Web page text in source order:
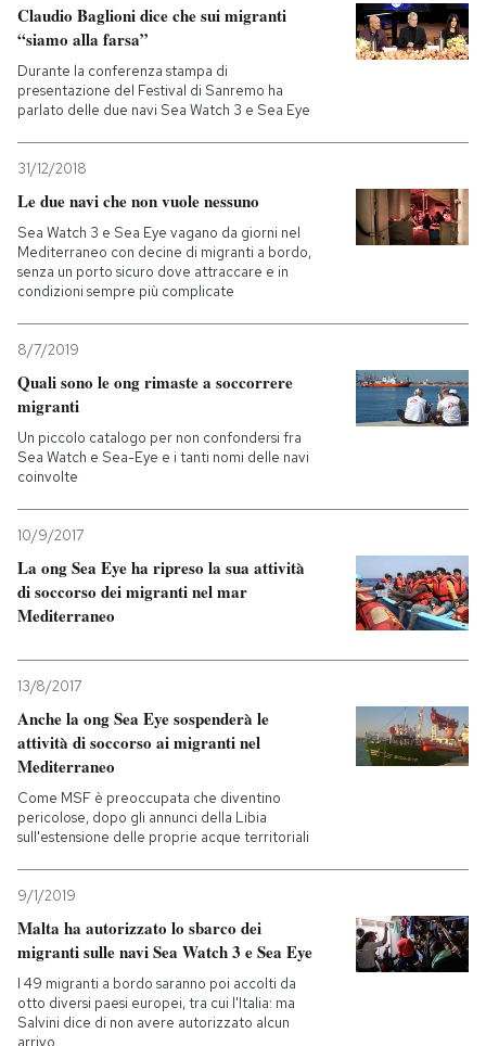
Claudio Baglioni dice che sui migranti
“siamo alla farsa”
Durante la conferenza stampa di
presentazione del Festival di Sanremo ha
parlato delle due navi Sea Watch 3 e Sea Eye
31/12/2018
Le due navi che non vuole nessuno
Sea Watch 3 e Sea Eye vagano da giorni nel
Mediterraneo con decine di migranti a bordo,
senza un porto sicuro dove attraccare e in
condizioni sempre più complicate
8/7/2019
Quali sono le ong rimaste a soccorrere
migranti
Un piccolo catalogo per non confondersi fra
Sea Watch e Sea-Eye e i tanti nomi delle navi
coinvolte
10/9/2017
La ong Sea Eye ha ripreso la sua attività
di soccorso dei migranti nel mar
Mediterraneo
13/8/2017
Anche la ong Sea Eye sospenderà le
attività di soccorso ai migranti nel
Mediterraneo
Come MSF è preoccupata che diventino
pericolose, dopo gli annunci della Libia
sull'estensione delle proprie acque territoriali
9/1/2019
Malta ha autorizzato lo sbarco dei
migranti sulle navi Sea Watch 3 e Sea Eye
I 49 migranti a bordo saranno poi accolti da
otto diversi paesi europei, tra cui l'Italia: ma
Salvini dice di non avere autorizzato alcun
arrivo